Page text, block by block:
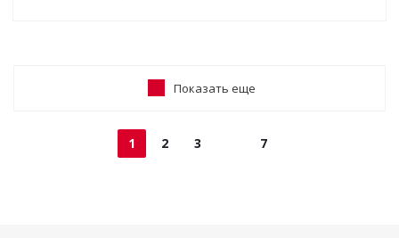
Показать еще
1 2 3 7